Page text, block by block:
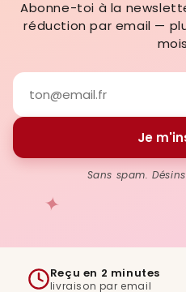
✦
Abonne-toi à la
réduction par email —
Je
Sans spam.
Reçu en 2 minutes
livraison par email